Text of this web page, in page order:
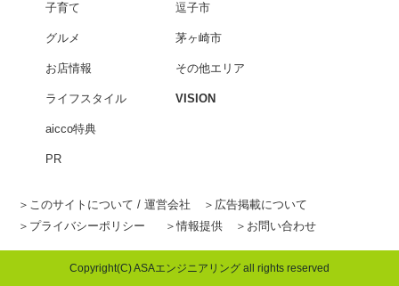
子育て
グルメ
お店情報
ライフスタイル
aicco特典
PR
逗子市
茅ヶ崎市
その他エリア
VISION
このサイトについて / 運営会社
広告掲載について
プライバシーポリシー
情報提供 お問い合わせ
Copyright(C) ASAエンジニアリング all rights reserved